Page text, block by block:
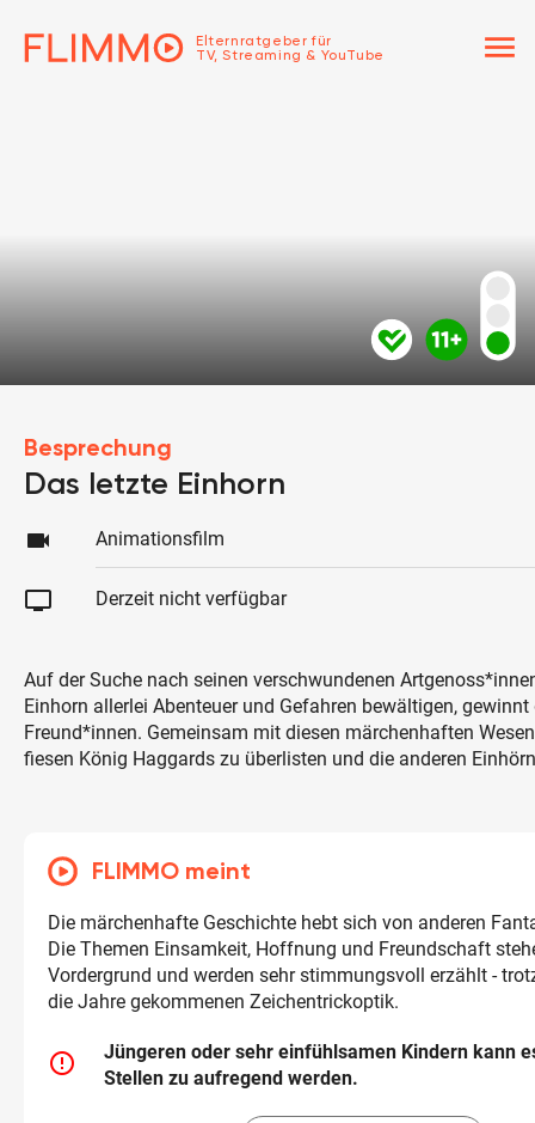
Elternratgeber für
TV, Streaming & YouTube
menu
Besprechung
Das letzte Einhorn
videocam Animationsfilm
tv Derzeit nicht verfügbar
Auf der Suche nach seinen verschwundenen
Einhorn allerlei Abenteuer und Gefahren bewältigen, gewinnt
Freund*innen. Gemeinsam mit diesen märchenhaften
fiesen König Haggards zu überlisten und die anderen
FLIMMO meint
Die märchenhafte Geschichte hebt sich von anderen
Die Themen Einsamkeit, Hoffnung und Freundschaft
Vordergrund und werden sehr stimmungsvoll erzählt -
die Jahre gekommenen Zeichentrickoptik.
error_outline
Jüngeren oder sehr einfühlsamen Kindern kann
Stellen zu aufregend werden.